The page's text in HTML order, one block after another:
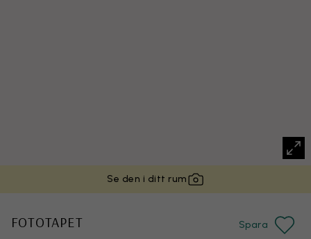
Se den i ditt rum
FOTOTAPET Spara